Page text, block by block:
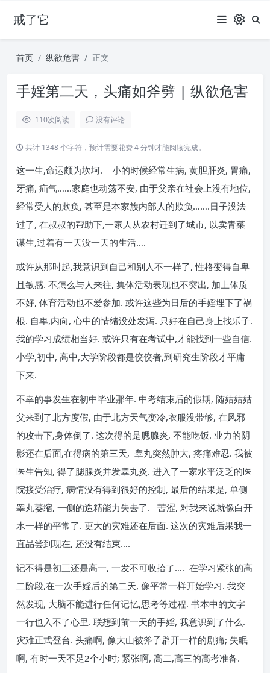
戒了它
首页 纵欲危害 正文
手婬第二天，头痛如斧劈 | 纵欲危害
110次阅读 没有评论
共计 1348 个字符，预计需要花费 4 分钟才能阅读完成。
这一生,命运颇为坎坷. 小的时候经常生病, 黄胆肝炎, 胃痛,
牙痛, 疝气……家庭也动荡不安, 由于父亲在社会上没有地位,
经常受人的欺负, 甚至是本家族内部人的欺负…….日子没法
过了, 在叔叔的帮助下,一家人从农村迁到了城市, 以卖青菜
谋生,过着有一天没一天的生活….
或许从那时起,我意识到自己和别人不一样了, 性格变得自卑
且敏感. 不怎么与人来往, 集体活动表现也不突出, 加上体质
不好, 体育活动也不爱参加. 或许这些为日后的手婬埋下了祸
根. 自卑,内向, 心中的情绪没处发泻. 只好在自己身上找乐子.
我的学习成绩相当好. 或许只有在考试中,才能找到一些自信.
小学,初中, 高中,大学阶段都是佼佼者,到研究生阶段才平庸
下来.
不幸的事发生在初中毕业那年. 中考结束后的假期, 随姑姑姑
父来到了北方度假, 由于北方天气变冷,衣服没带够, 在风邪
的攻击下,身体倒了. 这次得的是腮腺炎, 不能吃饭. 业力的阴
影还在后面,在得病的第三天, 睾丸突然肿大, 疼痛难忍. 我被
医生告知, 得了腮腺炎并发睾丸炎. 进入了一家水平泛乏的医
院接受治疗, 病情没有得到很好的控制, 最后的结果是, 单侧
睾丸萎缩, 一侧的造精能力失去了. 苦涩, 对我来说就像白开
水一样的平常了. 更大的灾难还在后面. 这次的灾难后果我一
直品尝到现在, 还没有结束….
记不得是初三还是高一, 一发不可收拾了…. 在学习紧张的高
二阶段,在一次手婬后的第二天, 像平常一样开始学习. 我突
然发现, 大脑不能进行任何记忆,思考等过程. 书本中的文字
一行也入不了心里. 联想到前一天的手婬, 我意识到了什么.
灾难正式登台. 头痛啊, 像大山被斧子辟开一样的剧痛; 失眠
啊, 有时一天不足2个小时; 紧张啊, 高二,高三的高考准备.